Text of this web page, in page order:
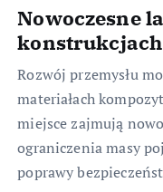
Nowoczesne
Rozwój przemysłu
materiałach
miejsce zajmują
ograniczenia masy
poprawy